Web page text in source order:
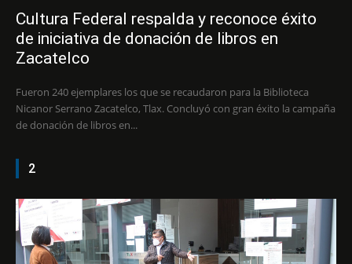
Cultura Federal respalda y reconoce éxito
de iniciativa de donación de libros en
Zacatelco
Fueron 240 ejemplares los que se recaudaron para la Biblioteca
Nicanor Serrano Zacatelco, Tlax. Concluyó con gran éxito la campaña
de donación de libros en...
2